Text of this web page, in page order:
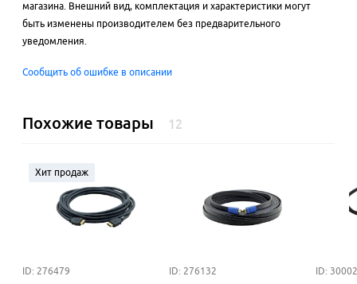
магазина. Внешний вид, комплектация и характеристики могут
быть изменены производителем без предварительного
уведомления.
Сообщить об ошибке в описании
Похожие товары 12
Хит продаж
ID: 276479 ID: 276132 ID: